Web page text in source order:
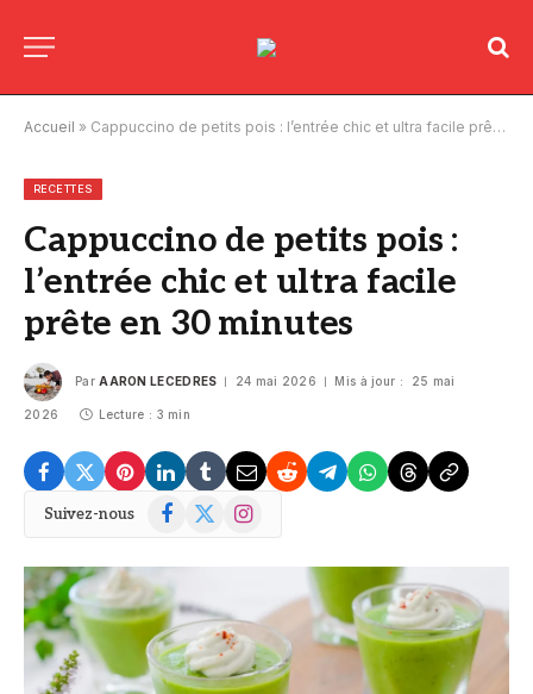
Accueil » Cappuccino de petits pois : l’entrée chic et ultra facile prête en 30 minutes
RECETTES
Cappuccino de petits pois :
l’entrée chic et ultra facile
prête en 30 minutes
Par AARON LECEDRES 24 mai 2026 Mis à jour : 25 mai
2026 Lecture : 3 min
Suivez-nous Facebook
X
Instagram
© DR